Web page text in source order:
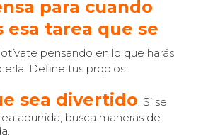
para cuando
esa tarea que se
pensando en lo que harás
Define tus propios
sea divertido. Si se
aburrida, busca maneras de